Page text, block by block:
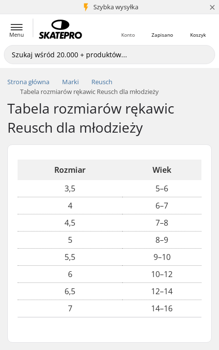
Szybka wysyłka
5+ mln klientów ×
Menu Koszyk
Zapisano
Konto
Strona główna Marki
Reusch
Tabela rozmiarów rękawic Reusch dla młodzieży
Tabela rozmiarów rękawic
Reusch dla młodzieży
Rozmiar
Wiek
3,5
5–6
4
6–7
4,5
7–8
5
8–9
5,5
9–10
6
10–12
6,5
12–14
7
14–16